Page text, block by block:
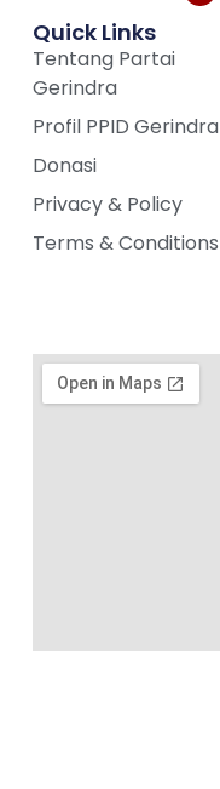
Quick Links
Tentang Partai
Gerindra
Profil PPID Gerindra
Donasi
Privacy & Policy
Terms & Conditions